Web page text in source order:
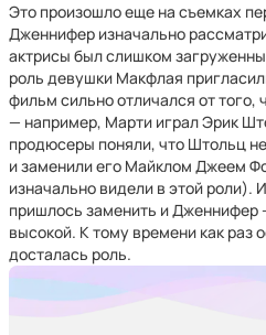
Это произошло еще на съемках
Дженнифер изначально
актрисы был слишком
роль девушки Макфлая
фильм сильно отличался от того,
— например, Марти играл Эрик
продюсеры поняли, что Штольц
и заменили его Майклом Джеем
изначально видели в этой
пришлось заменить и Дженнифер
высокой. К тому времени как раз
досталась роль.